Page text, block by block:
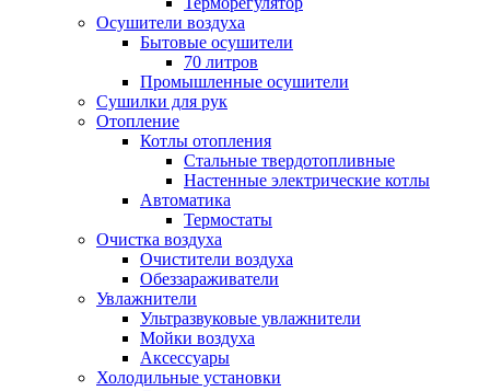
Осушители воздуха
Бытовые осушители
70 литров
Промышленные осушители
Сушилки для рук
Отопление
Котлы отопления
Стальные твердотопливные
Настенные электрические котлы
Автоматика
Термостаты
Очистка воздуха
Очистители воздуха
Обеззараживатели
Увлажнители
Ультразвуковые увлажнители
Мойки воздуха
Аксессуары
Холодильные установки